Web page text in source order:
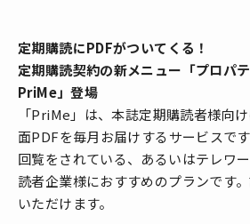
定期購読にPDFがついてくる！
定期購読契約の新メニュー「プロパ
PriMe」登場
「PriMe」は、本誌定期購読者様向
面PDFを毎月お届けするサービスで
回覧をされている、あるいはテレワ
読者企業様におすすめのプランです
いただけます。